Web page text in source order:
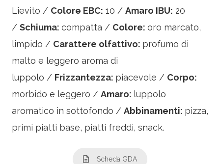
Lievito / Colore EBC: 10 / Amaro IBU: 20
/ Schiuma: compatta / Colore: oro marcato,
limpido / Carattere olfattivo: profumo di
malto e leggero aroma di
luppolo / Frizzantezza: piacevole / Corpo:
morbido e leggero / Amaro: luppolo
aromatico in sottofondo / Abbinamenti: pizza,
primi piatti base, piatti freddi, snack.
Scheda GDA